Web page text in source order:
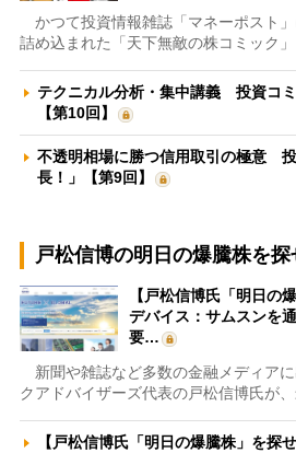
かつて投資情報雑誌「マネーポスト
詰め込まれた「天下無敵の株コミック
テクニカル分析・集中講義 投資コミ
【第10回】
不透明相場に勝つ信用取引の極意
長！」【第9回】
戸松信博の明日の爆騰株を探
【戸松信博氏「明日の
デバイス：サムスンを
要…
新聞や雑誌など多数の金融メディア
クアドバイザーズ代表の戸松信博氏が
【戸松信博氏「明日の爆騰株」を探